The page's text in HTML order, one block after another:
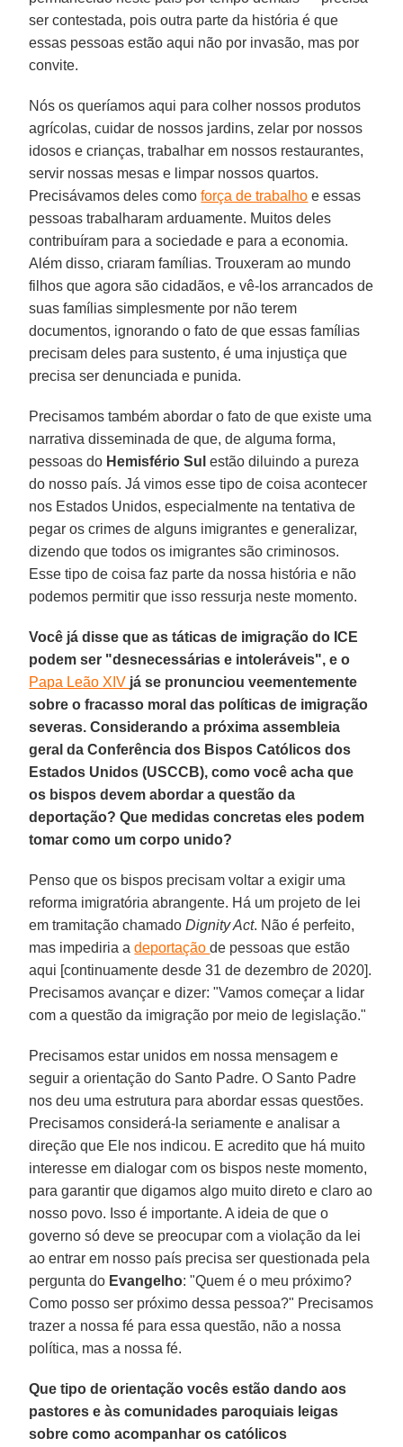
ser contestada, pois outra parte da história é que
essas pessoas estão aqui não por invasão, mas por
convite.
Nós os queríamos aqui para colher nossos produtos
agrícolas, cuidar de nossos jardins, zelar por nossos
idosos e crianças, trabalhar em nossos restaurantes,
servir nossas mesas e limpar nossos quartos.
Precisávamos deles comoforça de trabalho e essas
pessoas trabalharam arduamente. Muitos deles
contribuíram para a sociedade e para a economia.
Além disso, criaram famílias. Trouxeram ao mundo
filhos que agora são cidadãos, e vê-los arrancados de
suas famílias simplesmente por não terem
documentos, ignorando o fato de que essas famílias
precisam deles para sustento, é uma injustiça que
precisa ser denunciada e punida.
Precisamos também abordar o fato de que existe uma
narrativa disseminada de que, de alguma forma,
pessoas do Hemisfério Sul estão diluindo a pureza
do nosso país. Já vimos esse tipo de coisa acontecer
nos Estados Unidos, especialmente na tentativa de
pegar os crimes de alguns imigrantes e generalizar,
dizendo que todos os imigrantes são criminosos.
Esse tipo de coisa faz parte da nossa história e não
podemos permitir que isso ressurja neste momento.
Você já disse que as táticas de imigração do ICE
podem ser "desnecessárias e intoleráveis", e o
Papa Leão XIV já se pronunciou veementemente
sobre o fracasso moral das políticas de imigração
severas. Considerando a próxima assembleia
geral da Conferência dos Bispos Católicos dos
Estados Unidos (USCCB), como você acha que
os bispos devem abordar a questão da
deportação? Que medidas concretas eles podem
tomar como um corpo unido?
Penso que os bispos precisam voltar a exigir uma
reforma imigratória abrangente. Há um projeto de lei
em tramitação chamadoDignity Act. Não é perfeito,
mas impediria adeportaçãode pessoas que estão
aqui [continuamente desde 31 de dezembro de 2020].
Precisamos avançar e dizer: "Vamos começar a lidar
com a questão da imigração por meio de legislação."
Precisamos estar unidos em nossa mensagem e
seguir a orientação do Santo Padre. O Santo Padre
nos deu uma estrutura para abordar essas questões.
Precisamos considerá-la seriamente e analisar a
direção que Ele nos indicou. E acredito que há muito
interesse em dialogar com os bispos neste momento,
para garantir que digamos algo muito direto e claro ao
nosso povo. Isso é importante. A ideia de que o
governo só deve se preocupar com a violação da lei
ao entrar em nosso país precisa ser questionada pela
pergunta do Evangelho: "Quem é o meu próximo?
Como posso ser próximo dessa pessoa?" Precisamos
trazer a nossa fé para essa questão, não a nossa
política, mas a nossa fé.
Que tipo de orientação vocês estão dando aos
pastores e às comunidades paroquiais leigas
sobre como acompanhar os católicos